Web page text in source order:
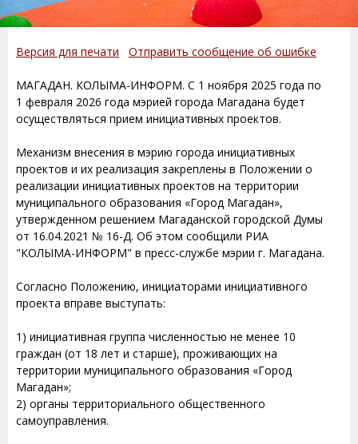
Версия для печати Отправить сообщение об ошибке
МАГАДАН. КОЛЫМА-ИНФОРМ. С 1 ноября 2025 года по
1 февраля 2026 года мэрией города Магадана будет
осуществляться прием инициативных проектов.
Механизм внесения в мэрию города инициативных
проектов и их реализация закреплены в Положении о
реализации инициативных проектов на территории
муниципального образования «Город Магадан»,
утвержденном решением Магаданской городской Думы
от 16.04.2021 № 16-Д. Об этом сообщили РИА
"КОЛЫМА-ИНФОРМ" в пресс-службе мэрии г. Магадана.
Согласно Положению, инициаторами инициативного
проекта вправе выступать:
1) инициативная группа численностью не менее 10
граждан (от 18 лет и старше), проживающих на
территории муниципального образования «Город
Магадан»;
2) органы территориального общественного
самоуправления.